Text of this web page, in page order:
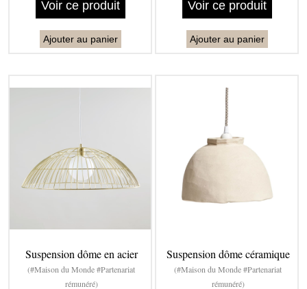
Voir ce produit
Ajouter au panier
Voir ce produit
Ajouter au panier
Suspension dôme en acier
(#Maison du Monde #Partenariat
rémunéré)
Suspension dôme céramique
(#Maison du Monde #Partenariat
rémunéré)